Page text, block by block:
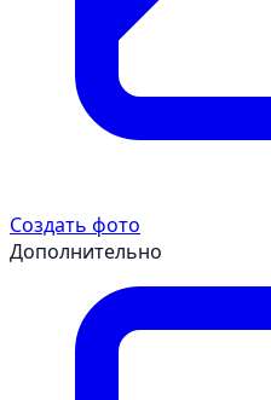
Создать фото
Дополнительно